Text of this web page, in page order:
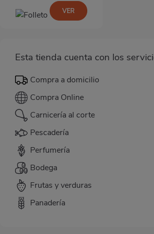
Esta tienda cuenta con los
Compra a domicilio
Compra Online
Carnicería al corte
Pescadería
Perfumería
Bodega
Frutas y verduras
Panadería
VER